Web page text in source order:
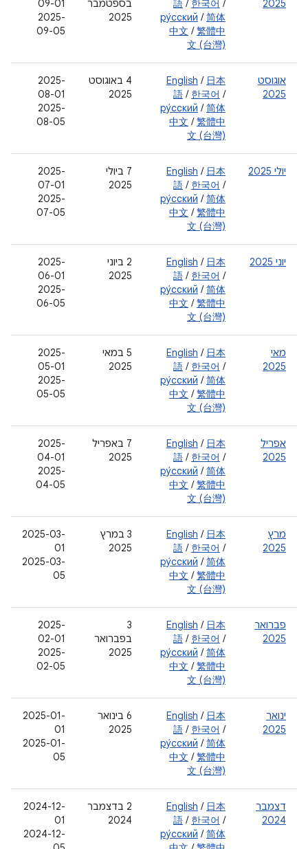
2025
語 / 한국어 /
ру́сский /简体
中文 /繁體中
文 (台灣)
בספטמבר
2025
09-01
2025-
09-05
אוגוסט
2025
English / 日本
語 / 한국어 /
ру́сский /简体
中文 /繁體中
文 (台灣)
‫4 באוגוסט
2025
2025-
08-01
2025-
08-05
יולי 2025 English / 日本
語 / 한국어 /
ру́сский /简体
中文 /繁體中
文 (台灣)
‫7 ביולי
2025
2025-
07-01
2025-
07-05
יוני 2025 English / 日本
語 / 한국어 /
ру́сский /简体
中文 /繁體中
文 (台灣)
‫2 ביוני
2025
2025-
06-01
2025-
06-05
מאי
2025
English / 日本
語 / 한국어 /
ру́сский /简体
中文 /繁體中
文 (台灣)
‫5 במאי
2025
2025-
05-01
2025-
05-05
אפריל
2025
English / 日本
語 / 한국어 /
ру́сский /简体
中文 /繁體中
文 (台灣)
‫7 באפריל
2025
2025-
04-01
2025-
04-05
מרץ
2025
English / 日本
語 / 한국어 /
ру́сский /简体
中文 /繁體中
文 (台灣)
‫3 במרץ
2025
2025-03-
01
2025-03-
05
פברואר
2025
English / 日本
語 / 한국어 /
ру́сский /简体
中文 /繁體中
文 (台灣)
‫3
בפברואר
2025
2025-
02-01
2025-
02-05
ינואר
2025
English / 日本
語 / 한국어 /
ру́сский /简体
中文 /繁體中
文 (台灣)
‫6 בינואר
2025
2025-01-
01
2025-01-
05
דצמבר
2024
English / 日本
語 / 한국어 /
ру́сский /简体
‫2 בדצמבר
2024
2024-12-
01
2024-12-